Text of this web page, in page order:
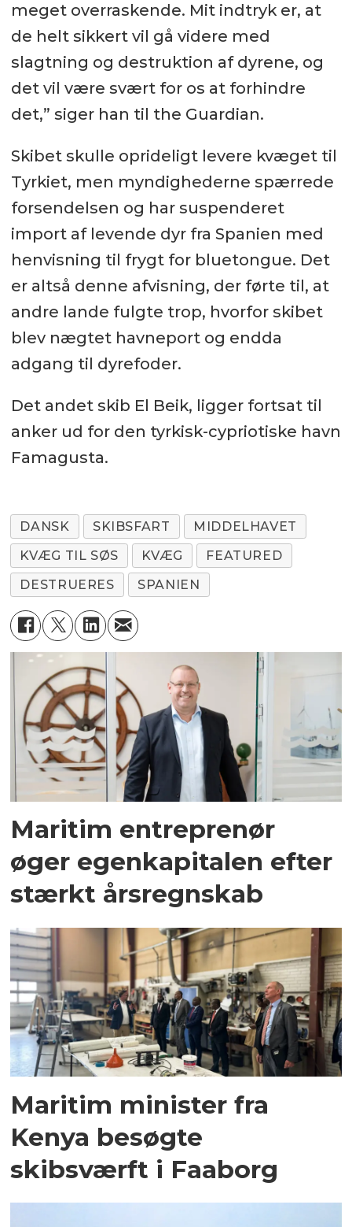
meget overraskende. Mit indtryk er, at
de helt sikkert vil gå videre med
slagtning og destruktion af dyrene, og
det vil være svært for os at forhindre
det,” siger han til the Guardian.
Skibet skulle oprideligt levere kvæget til
Tyrkiet, men myndighederne spærrede
forsendelsen og har suspenderet
import af levende dyr fra Spanien med
henvisning til frygt for bluetongue. Det
er altså denne afvisning, der førte til, at
andre lande fulgte trop, hvorfor skibet
blev nægtet havneport og endda
adgang til dyrefoder.
Det andet skib El Beik, ligger fortsat til
anker ud for den tyrkisk-cypriotiske havn
Famagusta.
DANSK SKIBSFART
MIDDELHAVET
KVÆG TIL SØS
KVÆG
FEATURED
DESTRUERES
SPANIEN
Maritim entreprenør
øger egenkapitalen efter
stærkt årsregnskab
Maritim minister fra
Kenya besøgte
skibsværft i Faaborg